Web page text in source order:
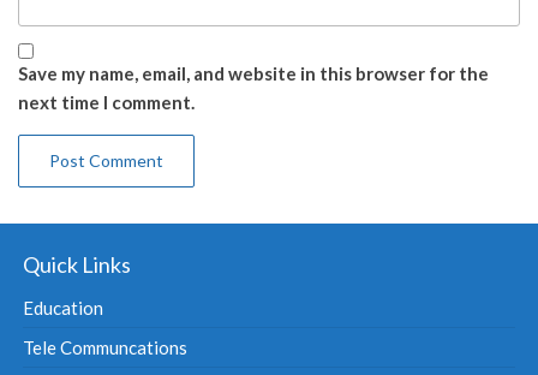
Save my name, email, and website in this browser for the
next time I comment.
Quick Links
Education
Tele Communcations